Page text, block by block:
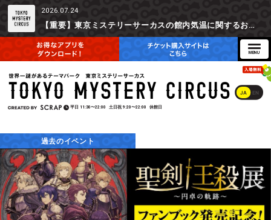
2026.07.24
【重要】東京ミステリーサーカスの館内気温に関するお詫びとご参加辞退時の返金対応について
JA EN
平日 11:30〜22:00 土日祝 9:20〜22:00 休館日
過去のイベント